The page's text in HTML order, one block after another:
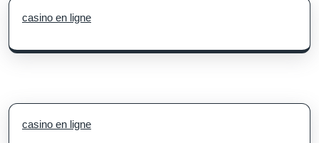
casino en ligne
casino en ligne